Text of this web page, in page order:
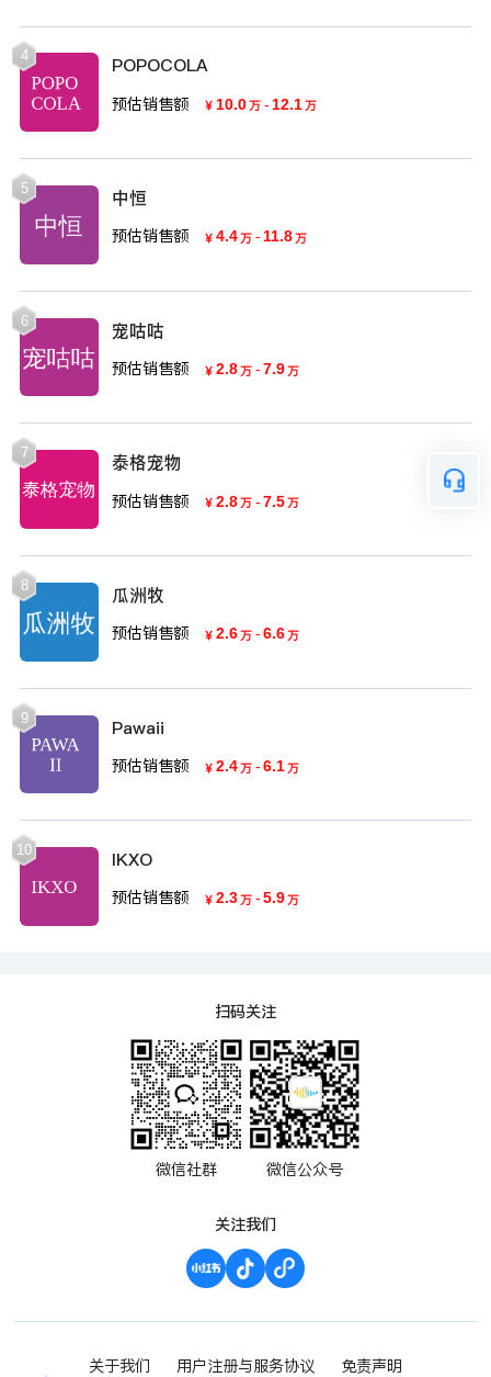
4 POPOCOLA
预估销售额 ￥ 10.0万 - 12.1万
5 中恒
预估销售额 ￥ 4.4万 - 11.8万
6 宠咕咕
预估销售额 ￥ 2.8万 - 7.9万
7 泰格宠物
预估销售额 ￥ 2.8万 - 7.5万
8 瓜洲牧
预估销售额 ￥ 2.6万 - 6.6万
9 Pawaii
预估销售额 ￥ 2.4万 - 6.1万
10 IKXO
预估销售额 ￥ 2.3万 - 5.9万
扫码关注
微信社群 微信公众号
关注我们
关于我们 用户注册与服务协议 免责声明